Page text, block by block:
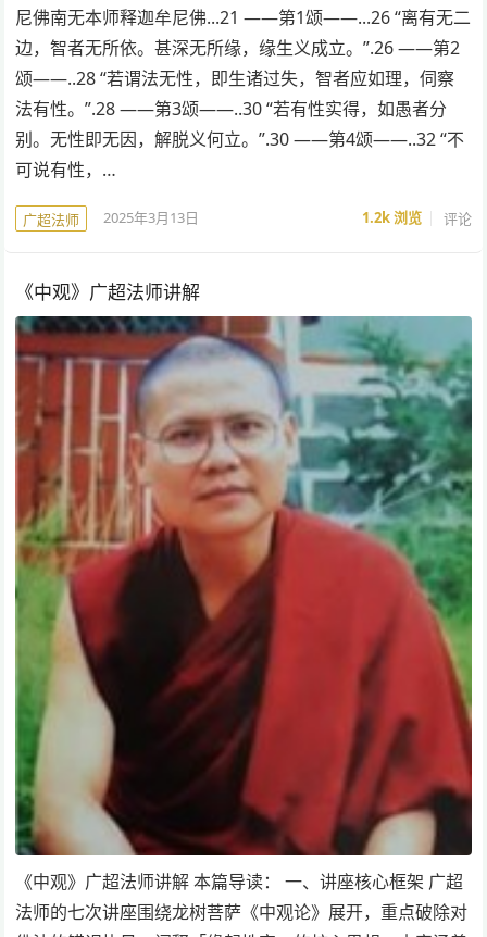
尼佛南无本师释迦牟尼佛...21 ——第1颂——...26 “离有无二
边，智者无所依。甚深无所缘，缘生义成立。”.26 ——第2
颂——..28 “若谓法无性，即生诸过失，智者应如理，伺察
法有性。”.28 ——第3颂——..30 “若有性实得，如愚者分
别。无性即无因，解脱义何立。”.30 ——第4颂——..32 “不
可说有性，…
广超法师 2025年3月13日 1.2k浏览 评论
《中观》广超法师讲解
《中观》广超法师讲解 本篇导读： 一、讲座核心框架 广超
法师的七次讲座围绕龙树菩萨《中观论》展开，重点破除对